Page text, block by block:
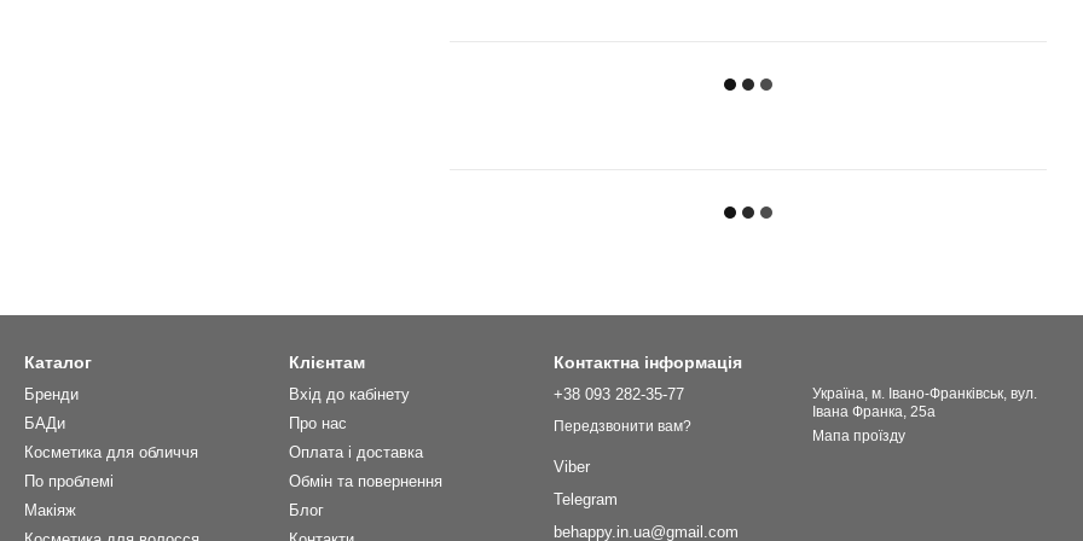
Каталог
Бренди
БАДи
Косметика для обличчя
По проблемі
Макіяж
Клієнтам
Вхід до кабінету
Про нас
Оплата і доставка
Обмін та повернення
Блог
Контактна інформація
+38 093 282-35-77
Передзвонити вам?
Viber
Telegram
behappy.in.ua@gmail.com
Українa, м. Івано-Франківськ, вул.
Івана Франка, 25а
Мапа проїзду